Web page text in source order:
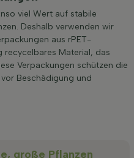
viel Wert auf stabile
Deshalb verwenden wir
aus rPET-
recycelbares Material, das
Verpackungen schützen die
Beschädigung und
große Pflanzen